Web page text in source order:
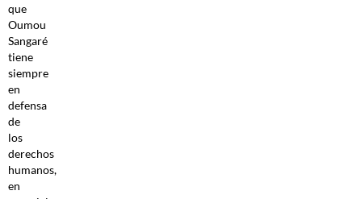
que
Oumou
Sangaré
tiene
siempre
en
defensa
de
los
derechos
humanos,
en